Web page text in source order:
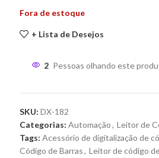
Fora de estoque
+ Lista de Desejos
2 Pessoas olhando este
SKU: DX-182
Categorias: Automação, Leitor de
Tags: Acessório de digitalização de
Código de Barras, Leitor de código